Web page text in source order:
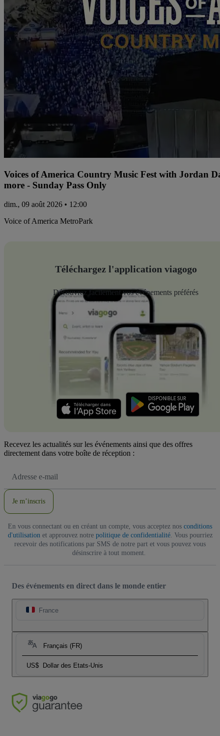
Voices of America Country Music Fest with Jordan
more - Sunday Pass Only
dim., 09 août 2026 • 12:00
Voice of America MetroPark
Téléchargez l'application viagogo
Découvrez facilement vos événements préférés
Recevez les actualités sur les événements ainsi que des offres
directement dans votre boîte de réception :
e-
Je m’inscris
En vous connectant ou en créant un compte, vous acceptez nos conditions
d'utilisation et approuvez notre politique de confidentialité. Vous pourriez
recevoir des notifications par SMS de notre part et vous pouvez vous
désinscrire à tout moment.
Des événements en direct dans le monde entier
France
Français (FR)
US$ Dollar des Etats-Unis